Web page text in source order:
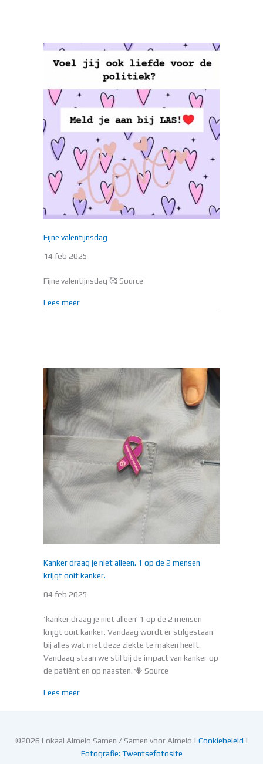
Fijne valentijnsdag
14 feb 2025
Fijne valentijnsdag 🥰 Source
Lees meerabout Fijne valentijnsdag
Kanker draag je niet alleen. 1 op de 2 mensen
krijgt ooit kanker.
04 feb 2025
‘kanker draag je niet alleen’ 1 op de 2 mensen
krijgt ooit kanker. Vandaag wordt er stilgestaan
bij alles wat met deze ziekte te maken heeft.
Vandaag staan we stil bij de impact van kanker op
de patiënt en op naasten. 🪻 Source
Lees meerabout Kanker draag je niet alleen. 1 op de 2
©2026 Lokaal Almelo Samen / Samen voor Almelo | Cookiebeleid |
Fotografie: Twentsefotosite